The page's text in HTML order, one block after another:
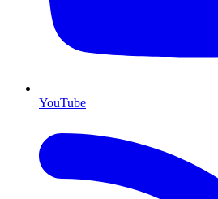
YouTube